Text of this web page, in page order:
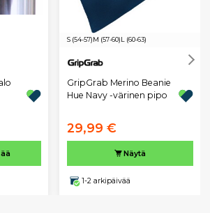
S (54-57)M (57-60) L (60-63)
GripGrab Merino Beanie
Hue Navy -värinen pipo
29,99 €
Näytä
1-2 arkipäivää